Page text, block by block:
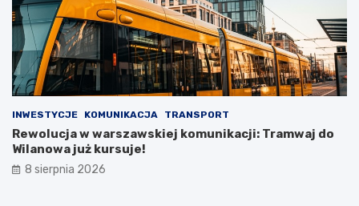
INWESTYCJE KOMUNIKACJA TRANSPORT
Rewolucja w warszawskiej komunikacji: Tramwaj do
Wilanowa już kursuje!
8 sierpnia 2026